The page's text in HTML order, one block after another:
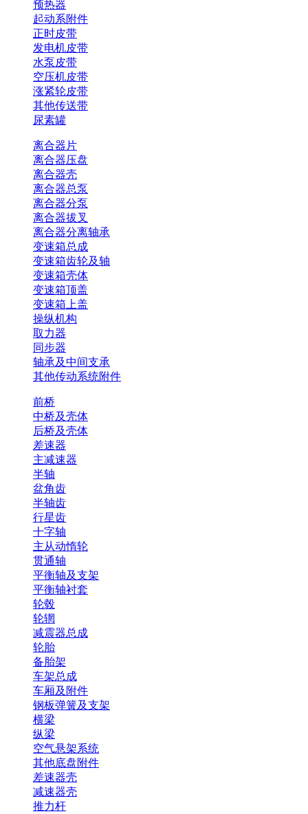
预热器
起动系附件
正时皮带
发电机皮带
水泵皮带
空压机皮带
涨紧轮皮带
其他传送带
尿素罐
离合器片
离合器压盘
离合器壳
离合器总泵
离合器分泵
离合器拔叉
离合器分离轴承
变速箱总成
变速箱齿轮及轴
变速箱壳体
变速箱顶盖
变速箱上盖
操纵机构
取力器
同步器
轴承及中间支承
其他传动系统附件
前桥
中桥及壳体
后桥及壳体
差速器
主减速器
半轴
盆角齿
半轴齿
行星齿
十字轴
主从动惰轮
贯通轴
平衡轴及支架
平衡轴衬套
轮毂
轮辋
减震器总成
轮胎
备胎架
车架总成
车厢及附件
钢板弹簧及支架
横梁
纵梁
空气悬架系统
其他底盘附件
差速器壳
减速器壳
推力杆